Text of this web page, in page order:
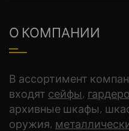
О КОМПАНИИ
В ассортимент
входят сейфы,
архивные шкафы,
оружия,